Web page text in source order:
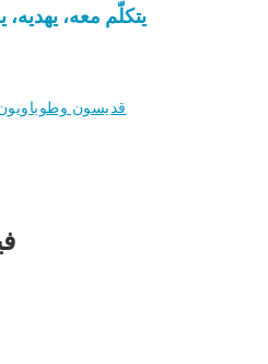
يتكلّم معه،
قديسون